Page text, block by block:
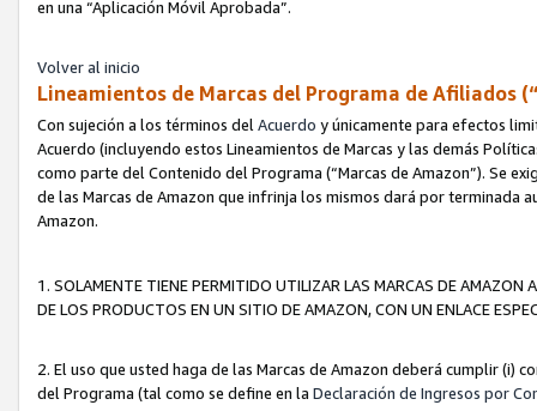
en una “Aplicación Móvil Aprobada”.
Volver al inicio
Lineamientos de Marcas del Programa de Afiliados
Con sujeción a los términos del Acuerdo y únicamente para efectos
Acuerdo (incluyendo estos Lineamientos de Marcas y las demás
como parte del Contenido del Programa (“Marcas de Amazon”). Se
de las Marcas de Amazon que infrinja los mismos dará por terminada
Amazon.
1. SOLAMENTE TIENE PERMITIDO UTILIZAR LAS MARCAS DE
DE LOS PRODUCTOS EN UN SITIO DE AMAZON, CON UN ENLACE
2. El uso que usted haga de las Marcas de Amazon deberá cumplir (i)
del Programa (tal como se define en la Declaración de Ingresos por